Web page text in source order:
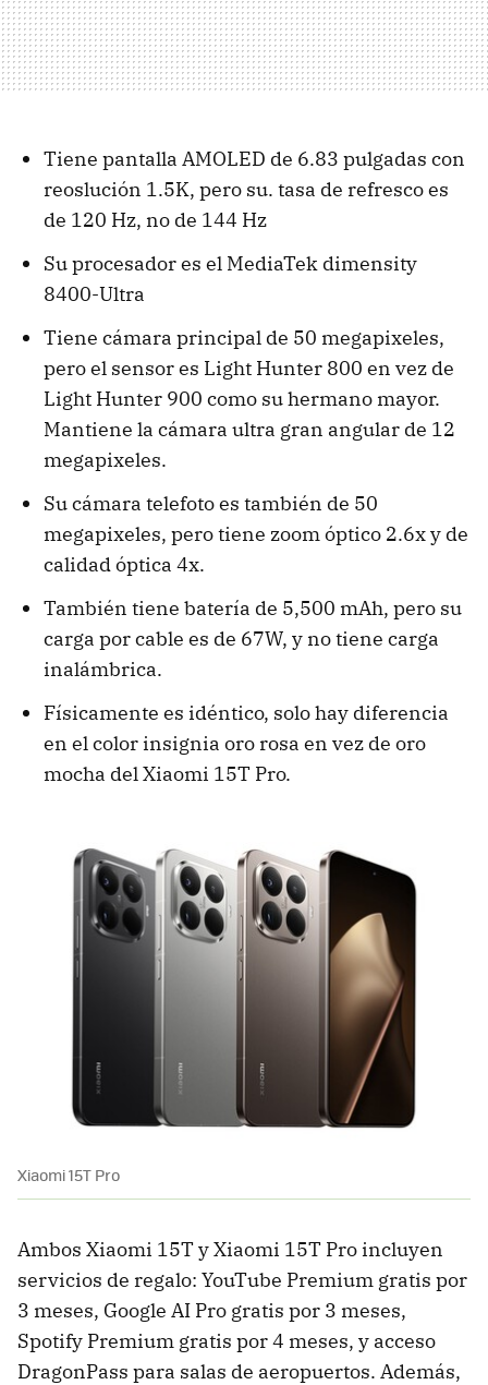
Tiene pantalla AMOLED de 6.83 pulgadas con
reoslución 1.5K, pero su. tasa de refresco es
de 120 Hz, no de 144 Hz
Su procesador es el MediaTek dimensity
8400-Ultra
Tiene cámara principal de 50 megapixeles,
pero el sensor es Light Hunter 800 en vez de
Light Hunter 900 como su hermano mayor.
Mantiene la cámara ultra gran angular de 12
megapixeles.
Su cámara telefoto es también de 50
megapixeles, pero tiene zoom óptico 2.6x y de
calidad óptica 4x.
También tiene batería de 5,500 mAh, pero su
carga por cable es de 67W, y no tiene carga
inalámbrica.
Físicamente es idéntico, solo hay diferencia
en el color insignia oro rosa en vez de oro
mocha del Xiaomi 15T Pro.
Xiaomi 15T Pro
Ambos Xiaomi 15T y Xiaomi 15T Pro incluyen
servicios de regalo: YouTube Premium gratis por
3 meses, Google AI Pro gratis por 3 meses,
Spotify Premium gratis por 4 meses, y acceso
DragonPass para salas de aeropuertos. Además,